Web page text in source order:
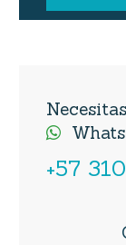

+57